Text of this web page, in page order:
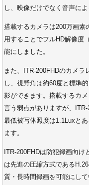
し、映像だけでなく音声によ
搭載するカメラは200万画素
用することでフルHD解像度
能にしました。
また、ITR-200FHDのカメラ
し、視野角は約60度と標準
影ができます。搭載するカ
言う弱点がありますが、ITR-
最低被写体照度は1.1Luxと
ます。
ITR-200FHDは防犯録画向
は先進の圧縮方式である
質・長時間録画を可能にし